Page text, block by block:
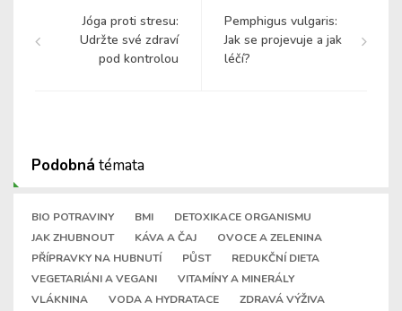
Jóga proti stresu:
Udržte své zdraví
pod kontrolou
Pemphigus vulgaris:
Jak se projevuje a jak
léčí?
Podobná témata
BIO POTRAVINY BMI
DETOXIKACE ORGANISMU
JAK ZHUBNOUT
KÁVA A ČAJ
OVOCE A ZELENINA
PŘÍPRAVKY NA HUBNUTÍ
PŮST
REDUKČNÍ DIETA
VEGETARIÁNI A VEGANI
VITAMÍNY A MINERÁLY
VLÁKNINA
VODA A HYDRATACE ZDRAVÁ VÝŽIVA